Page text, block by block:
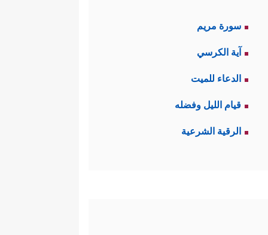
سورة مريم
آية الكرسي
الدعاء للميت
قيام الليل وفضله
الرقية الشرعية